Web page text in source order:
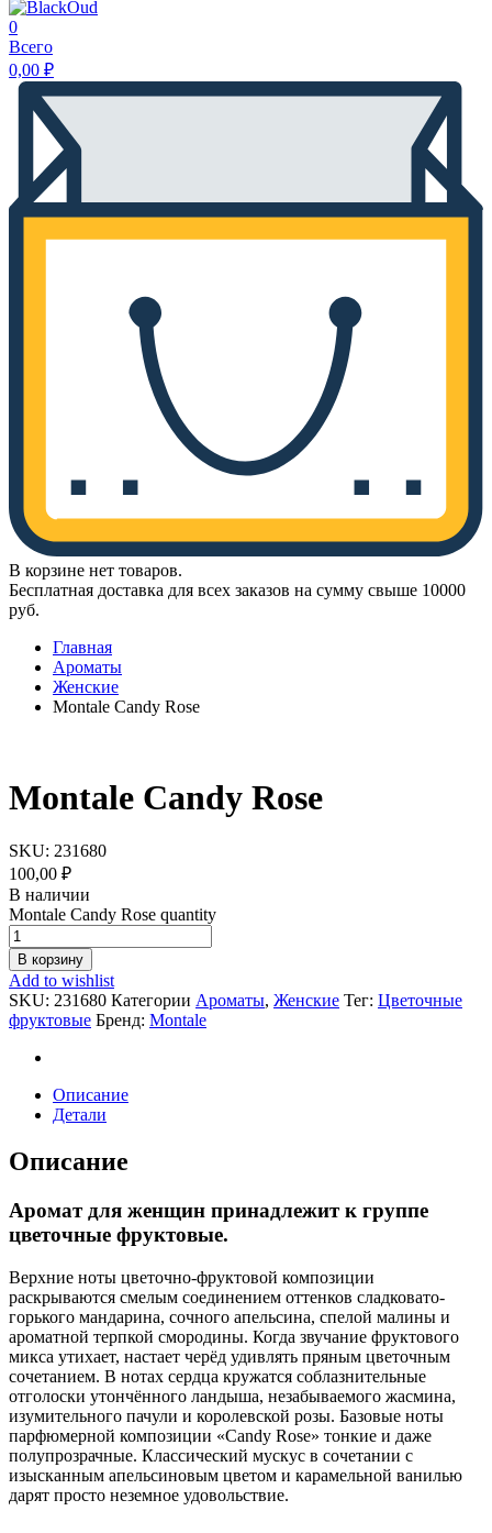
0
Всего
0,00 ₽
В корзине нет товаров.
Бесплатная доставка для всех заказов на сумму свыше 10000
руб.
Главная
Ароматы
Женские
Montale Candy Rose
Montale Candy Rose
SKU: 231680
100,00 ₽
В наличии
Montale Candy Rose quantity
В корзину
Add to wishlist
SKU: 231680 Категории Ароматы, Женские Тег: Цветочные
фруктовые Бренд: Montale
Описание
Детали
Описание
Аромат для женщин принадлежит к группе
цветочные фруктовые.
Верхние ноты цветочно-фруктовой композиции
раскрываются смелым соединением оттенков сладковато-
горького мандарина, сочного апельсина, спелой малины и
ароматной терпкой смородины. Когда звучание фруктового
микса утихает, настает черёд удивлять пряным цветочным
сочетанием. В нотах сердца кружатся соблазнительные
отголоски утончённого ландыша, незабываемого жасмина,
изумительного пачули и королевской розы. Базовые ноты
парфюмерной композиции «Candy Rose» тонкие и даже
полупрозрачные. Классический мускус в сочетании с
изысканным апельсиновым цветом и карамельной ванилью
дарят просто неземное удовольствие.